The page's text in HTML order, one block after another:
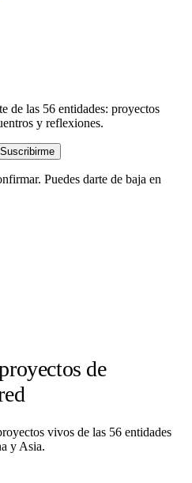
de las 56 entidades: proyectos
y reflexiones.
Suscribirme
Puedes darte de baja en
de
vivos de las 56 entidades
y Asia.